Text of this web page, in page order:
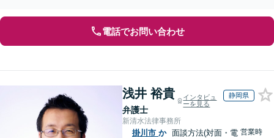
電話でお問い合わせ
浅井 裕貴
弁護士
インタビュ
ーを見る
静岡県
新清水法律事務所
掛川市 か 面談方法(対面・電 営業時